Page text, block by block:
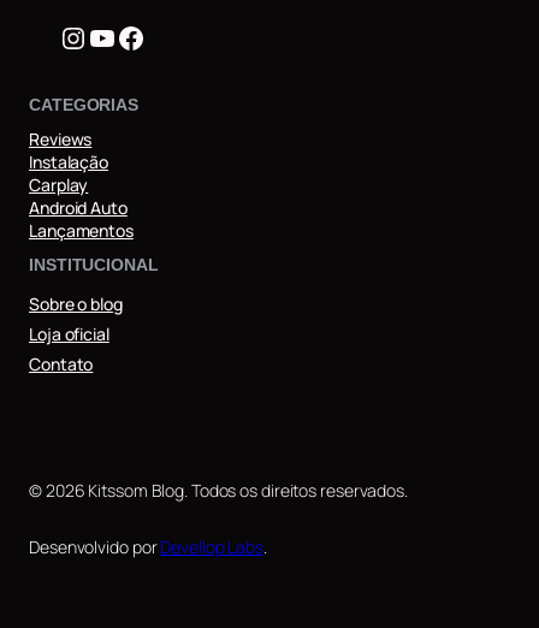
Instagram
Youtube
Facebook
CATEGORIAS
Reviews
Instalação
Carplay
Android Auto
Lançamentos
INSTITUCIONAL
Sobre o blog
Loja oficial
Contato
© 2026 Kitssom Blog. Todos os direitos reservados.
Desenvolvido porDevellop Labs.